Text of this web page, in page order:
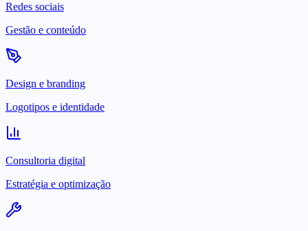
Redes sociais
Gestão e conteúdo
Design e branding
Logotipos e identidade
Consultoria digital
Estratégia e optimização